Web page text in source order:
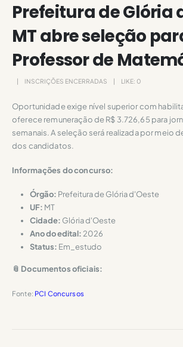
Prefeitura de Glória
MT abre seleção
Professor de
INSCRIÇÕES ENCERRADAS LIKE: 0
Oportunidade exige nível superior com
oferece remuneração de R$ 3.726,65 para
semanais. A seleção será realizada por meio
dos candidatos.
Informações do concurso:
Órgão: Prefeitura de Glória d'Oeste
UF: MT
Cidade: Glória d'Oeste
Ano do edital:2026
Status: Em_estudo
📎 Documentos oficiais:
Fonte: PCI Concursos